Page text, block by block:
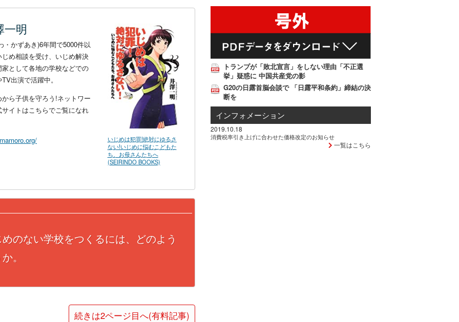
いじめは犯罪!絶対にゆるさ
ない!いじめに悩むこどもた
ち、お母さんたちへ
(SEIRINDO BOOKS)
一明
・かずあき)6年間で5000件以
じめ相談を受け、いじめ解決
家として各地の学校などでの
出演で活躍中。
から子供を守ろう!ネットワー
サイトはこちらでご覧になれ
のない学校をつくるには、どのよう
。
続きは2ページ目へ(有料記事)
トランプが「敗北宣言」をしない理由「不正選
挙」疑惑に 中国共産党の影
G20の日露首脳会談で 「日露平和条約」締結の決
断を
インフォメーション
2019.10.18
消費税率引き上げに合わせた価格改定のお知らせ
一覧はこちら